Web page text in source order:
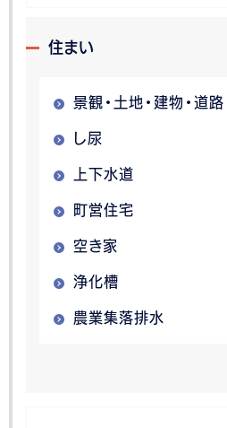
住まい
景観・土地・建物・道路
し尿
上下水道
町営住宅
空き家
浄化槽
農業集落排水